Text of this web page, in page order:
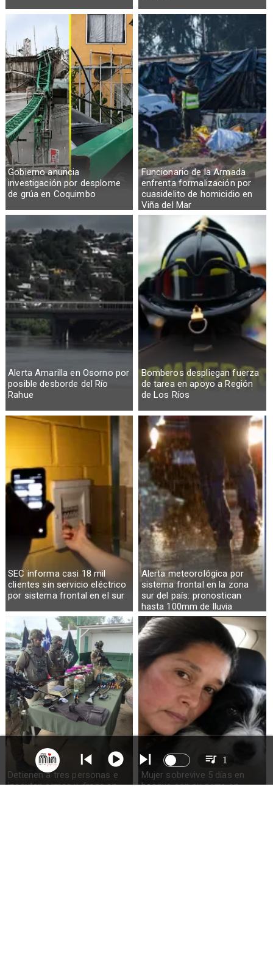
Gobierno anuncia
investigación por desplome
de grúa en Coquimbo
Funcionario de la Armada
enfrenta formalización por
cuasidelito de homicidio en
Viña del Mar
Alerta Amarilla en Osorno por
posible desborde del Río
Rahue
Bomberos despliegan fuerza
de tarea en apoyo a Región
de Los Ríos
SEC informa casi 18 mil
clientes sin servicio eléctrico
por sistema frontal en el sur
Alerta meteorológica por
sistema frontal en la zona
sur del país: pronostican
hasta 100mm de lluvia
Detienen a tres personas e
incautan armas y droga en
Mujer sobrevive 5 días en
bosque con su perro en
1